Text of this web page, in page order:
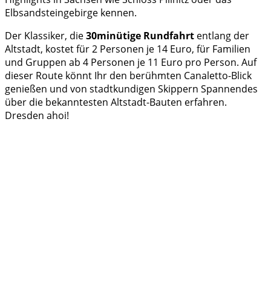
Elbsandsteingebirge kennen.
Der Klassiker, die30minütige Rundfahrt entlang der
Altstadt, kostet für 2 Personen je 14 Euro, für Familien
und Gruppen ab 4 Personen je 11 Euro pro Person. Auf
dieser Route könnt Ihr den berühmten Canaletto-Blick
genießen und von stadtkundigen Skippern Spannendes
über die bekanntesten Altstadt-Bauten erfahren.
Dresden ahoi!